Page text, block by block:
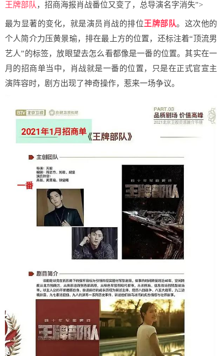
王牌部队 ，招商海报肖战番位又变了，总导演名字消失">
最为显著的变化，就是演员肖战的排位王牌部队。这次他的
个人简介力压黄景瑜，排在最上方的位置，还标注着“顶流男
艺人”的标签，放眼望去怎么看都像是一番的位置。其实在一
月的招商单当中，肖战就是一番的位置，只是在正式官宣主
演阵容时，剧方出现了神奇操作，惹来一场争议。